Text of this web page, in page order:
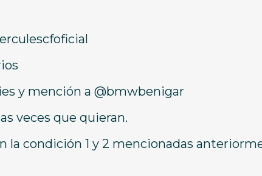
y mención a @bmwbenigar
veces que quieran.
la condición 1 y 2 mencionadas